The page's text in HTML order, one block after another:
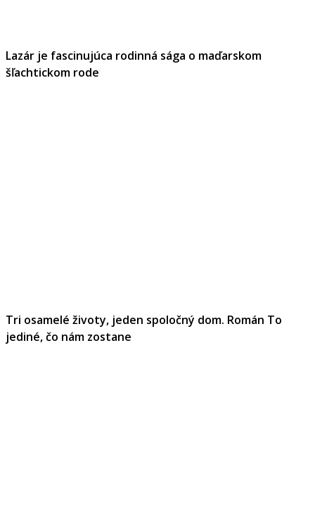
Lazár je fascinujúca rodinná sága o maďarskom
šľachtickom rode
Tri osamelé životy, jeden spoločný dom. Román To
jediné, čo nám zostane